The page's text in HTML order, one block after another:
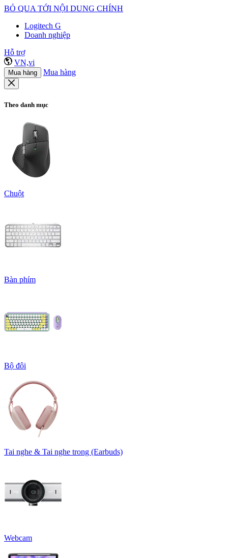
BỎ QUA TỚI NỘI DUNG CHÍNH
Logitech G
Doanh nghiệp
Hỗ trợ
VN,vi
Mua hàng Mua hàng
Theo danh mục
Chuột
Bàn phím
Bộ đôi
Tai nghe & Tai nghe trong (Earbuds)
Webcam